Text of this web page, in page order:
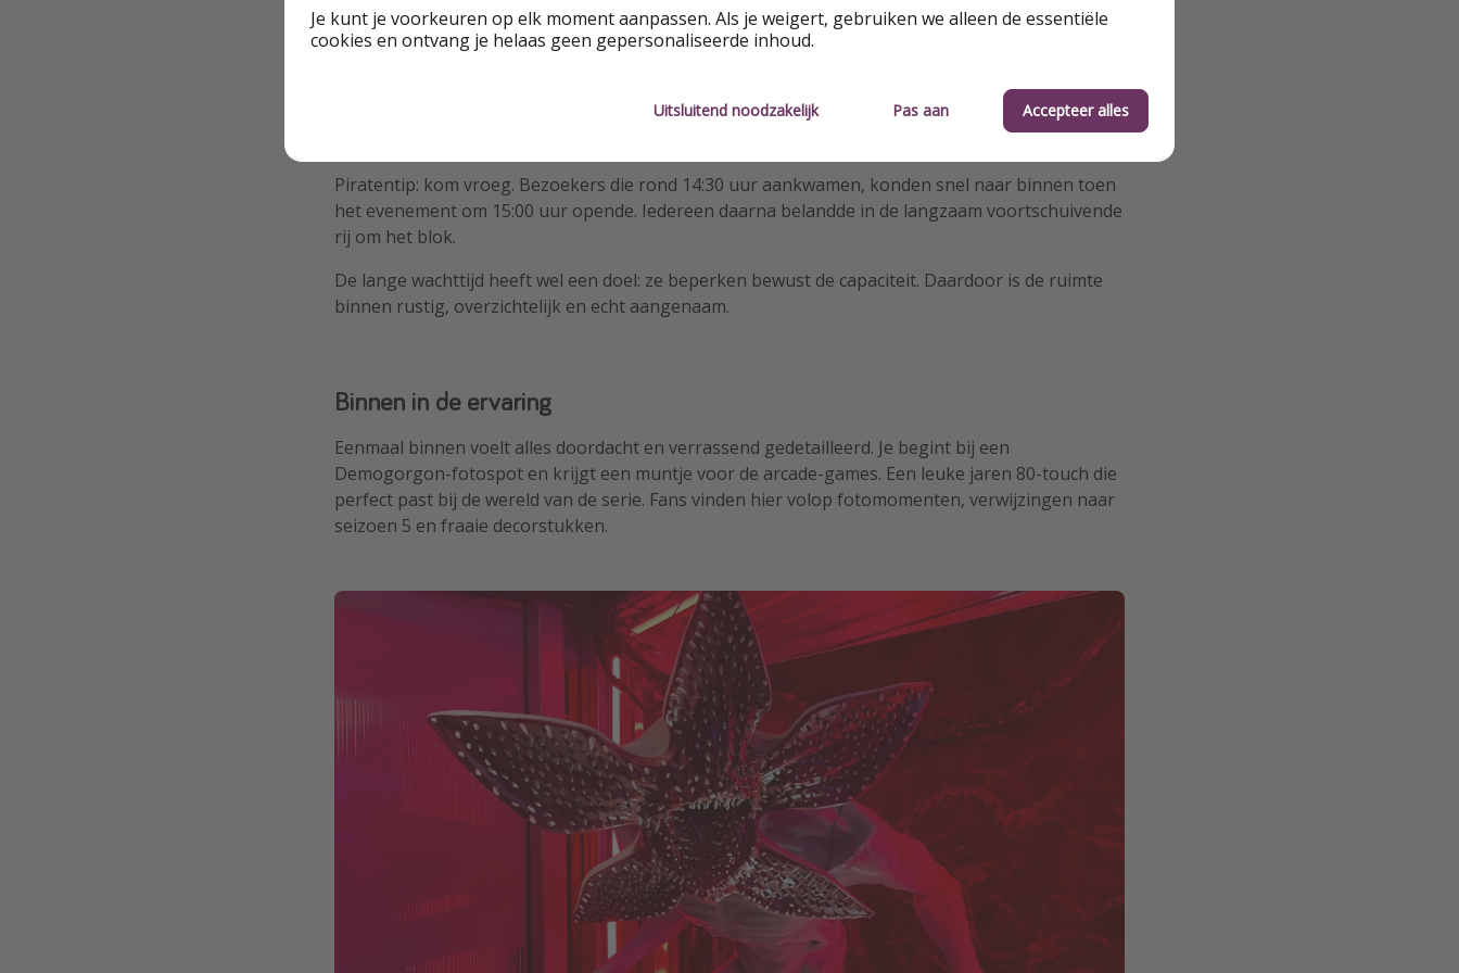
ervaring de moeite waard.
afgestemd bent op WSQK met Robin en Steve. Tiffany, Kate Bush en zelfs de geliefde
“Neverending Story”-duet van Dustin en Suzie komen voorbij. Het maakt de lange, koude
Piratentip: kom vroeg. Bezoekers die rond 14:30 uur aankwamen, konden snel naar binnen toen
het evenement om 15:00 uur opende. Iedereen daarna belandde in de langzaam voortschuivende
rij om het blok.
De lange wachttijd heeft wel een doel: ze beperken bewust de capaciteit. Daardoor is de ruimte
binnen rustig, overzichtelijk en echt aangenaam.
Binnen in de ervaring
Eenmaal binnen voelt alles doordacht en verrassend gedetailleerd. Je begint bij een
Demogorgon-fotospot en krijgt een muntje voor de arcade-games. Een leuke jaren 80-touch die
perfect past bij de wereld van de serie. Fans vinden hier volop fotomomenten, verwijzingen naar
seizoen 5 en fraaie decorstukken.
Je kunt je voorkeuren op elk moment aanpassen. Als je weigert, gebruiken we alleen de essentiële
cookies en ontvang je helaas geen gepersonaliseerde inhoud.
Uitsluitend noodzakelijk Pas aan Accepteer alles